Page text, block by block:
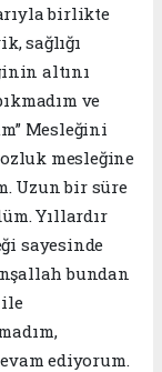
birlikte
sağlığı
altını
ve
Mesleğini
mesleğine
Uzun bir süre
Yıllardır
sayesinde
bundan
ediyorum.